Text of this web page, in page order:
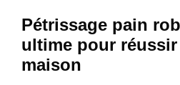
Pétrissage pain
ultime pour
maison